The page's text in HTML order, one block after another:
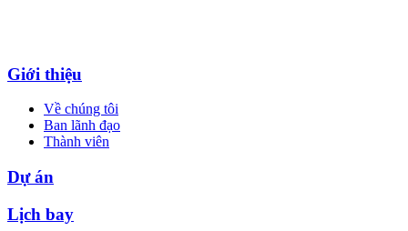
Giới thiệu
Về chúng tôi
Ban lãnh đạo
Thành viên
Dự án
Lịch bay